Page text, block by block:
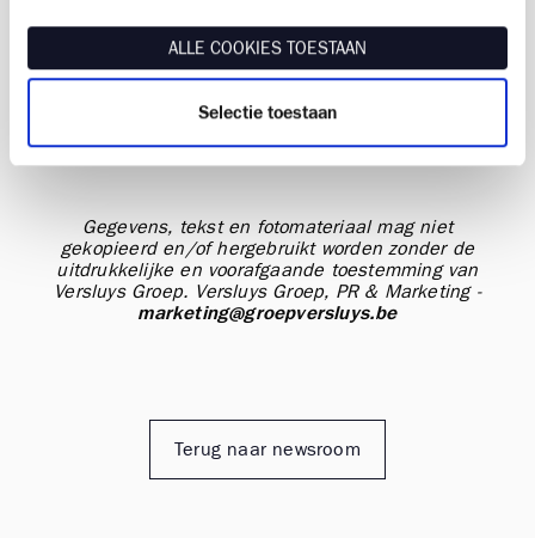
ALLE COOKIES TOESTAAN
Selectie toestaan
Versluys Groep । Zandvoordestraat 465 - 8400
Oostende België । T +32 (0)59 70 89 83
Gegevens, tekst en fotomateriaal mag niet
gekopieerd en/of hergebruikt worden zonder de
uitdrukkelijke en voorafgaande toestemming van
Versluys Groep. Versluys Groep, PR & Marketing -
marketing@groepversluys.be
Terug naar newsroom